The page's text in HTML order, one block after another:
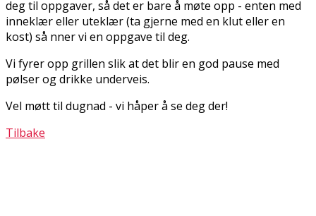
deg til oppgaver, så det er bare å møte opp - enten med
inneklær eller uteklær (ta gjerne med en klut eller en
kost) så finner vi en oppgave til deg.
Vi fyrer opp grillen slik at det blir en god pause med
pølser og drikke underveis.
Vel møtt til dugnad - vi håper å se deg der!
Tilbake